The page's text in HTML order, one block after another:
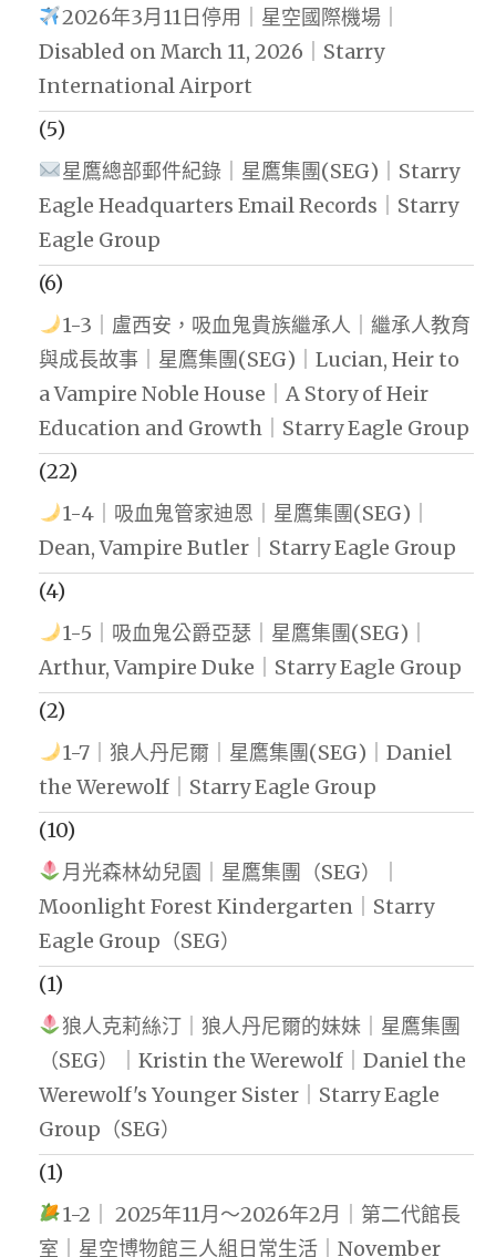
2026年3月11日停用｜星空國際機場｜
Disabled on March 11, 2026｜Starry
International Airport
(5)
星鷹總部郵件紀錄｜星鷹集團(SEG)｜Starry
Eagle Headquarters Email Records｜Starry
Eagle Group
(6)
1-3｜盧西安，吸血鬼貴族繼承人｜繼承人教育
與成長故事｜星鷹集團(SEG)｜Lucian, Heir to
a Vampire Noble House｜A Story of Heir
Education and Growth｜Starry Eagle Group
(22)
1-4｜吸血鬼管家迪恩｜星鷹集團(SEG)｜
Dean, Vampire Butler｜Starry Eagle Group
(4)
1-5｜吸血鬼公爵亞瑟｜星鷹集團(SEG)｜
Arthur, Vampire Duke｜Starry Eagle Group
(2)
1-7｜狼人丹尼爾｜星鷹集團(SEG)｜Daniel
the Werewolf｜Starry Eagle Group
(10)
月光森林幼兒園｜星鷹集團（SEG）｜
Moonlight Forest Kindergarten｜Starry
Eagle Group（SEG）
(1)
狼人克莉絲汀｜狼人丹尼爾的妹妹｜星鷹集團
（SEG）｜Kristin the Werewolf｜Daniel the
Werewolf's Younger Sister｜Starry Eagle
Group（SEG）
(1)
1-2｜ 2025年11月～2026年2月｜第二代館長
室｜星空博物館三人組日常生活｜November